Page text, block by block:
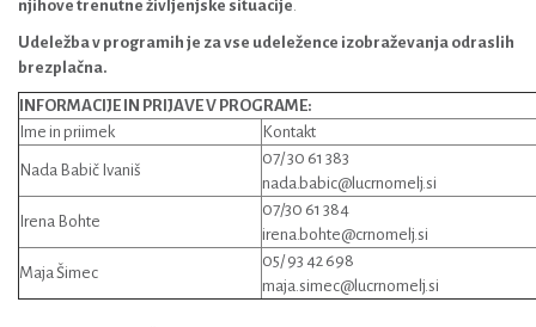
njihove trenutne življenjske situacije
Udeležba v programih je za vse udeležence izobraževanja odraslih
brezplačna.
INFORMACIJE IN PRIJAVE V PROGRAME:
Ime in priimek
Kontakt
Nada Babič Ivaniš
07/ 30 61 383
nada.babic@lucrnomelj.si
Irena Bohte
07/30 61 384
irena.bohte@crnomelj.si
Maja Šimec
05/ 93 42 698
maja.simec@lucrnomelj.si